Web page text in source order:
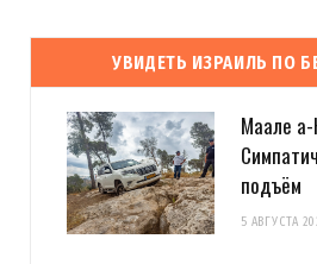
УВИДЕТЬ ИЗРАИЛЬ ПО
Маале
подъём
5 АВГУСТА